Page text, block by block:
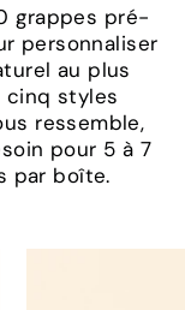
grappes pré-
personnaliser
au plus
cinq styles
ressemble,
pour 5 à 7
par boîte.